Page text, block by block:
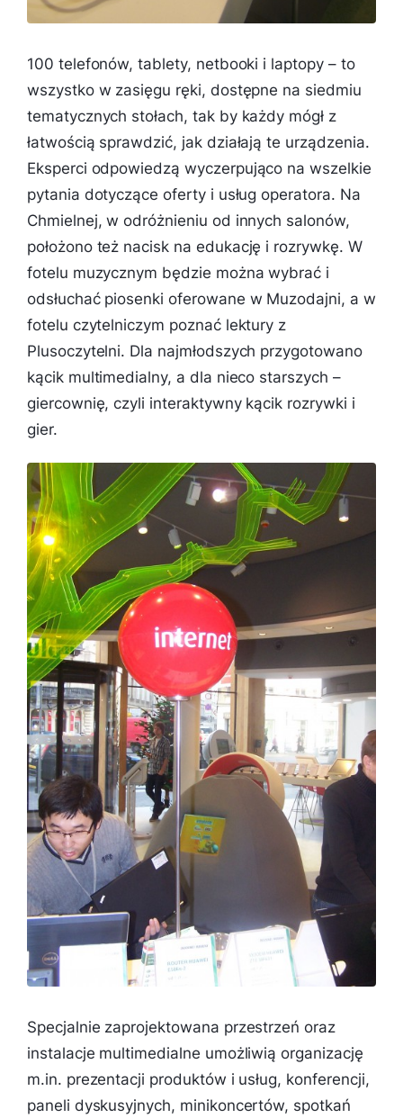
100 telefonów, tablety, netbooki i laptopy – to
wszystko w zasięgu ręki, dostępne na siedmiu
tematycznych stołach, tak by każdy mógł z
łatwością sprawdzić, jak działają te urządzenia.
Eksperci odpowiedzą wyczerpująco na wszelkie
pytania dotyczące oferty i usług operatora. Na
Chmielnej, w odróżnieniu od innych salonów,
położono też nacisk na edukację i rozrywkę. W
fotelu muzycznym będzie można wybrać i
odsłuchać piosenki oferowane w Muzodajni, a w
fotelu czytelniczym poznać lektury z
Plusoczytelni. Dla najmłodszych przygotowano
kącik multimedialny, a dla nieco starszych –
giercownię, czyli interaktywny kącik rozrywki i
gier.
Specjalnie zaprojektowana przestrzeń oraz
instalacje multimedialne umożliwią organizację
m.in. prezentacji produktów i usług, konferencji,
paneli dyskusyjnych, minikoncertów, spotkań